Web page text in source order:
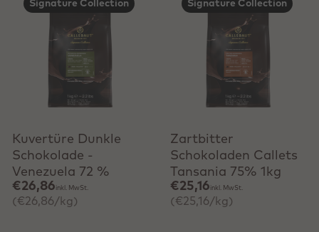
Signature Collection
Schnell hinzufügen
Kuvertüre Dunkle
Schokolade -
Venezuela 72 %
€26,86 inkl. MwSt.
(€26,86/kg)
Signature Collection
Schnell hinzufügen
Zartbitter
Schokoladen Callets
Tansania 75% 1kg
€25,16 inkl. MwSt.
(€25,16/kg)